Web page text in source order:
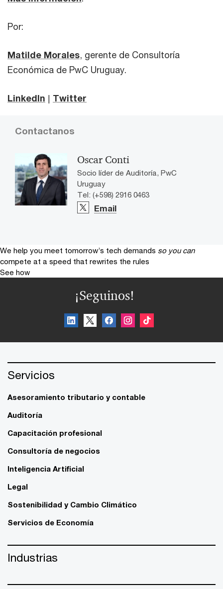
Por:
Matilde Morales, gerente de Consultoría
Económica de PwC Uruguay.
LinkedIn | Twitter
Contactanos
Oscar Conti
Socio líder de Auditoría, PwC
Uruguay
Tel: (+598) 2916 0463
Email
We help you meet tomorrow’s tech demands so you can
compete at a speed that rewrites the rules
See how
¡Seguinos!
Servicios
Asesoramiento tributario y contable
Auditoría
Capacitación profesional
Consultoría de negocios
Inteligencia Artificial
Legal
Sostenibilidad y Cambio Climático
Servicios de Economía
Industrias